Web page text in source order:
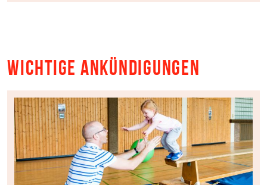
Wichtige Ankündigungen